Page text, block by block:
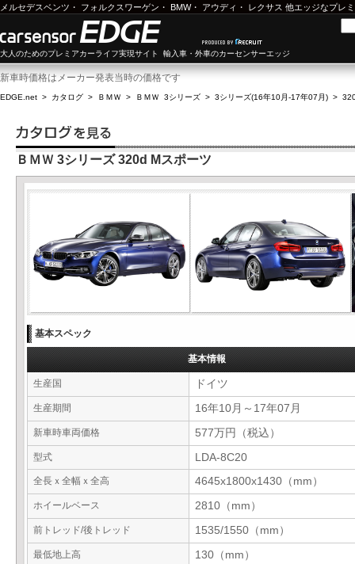
メルセデスベンツ ・ フォルクスワーゲン ・ BMW・ アウディ ・ レクサス 他エッジなプレ
大人のためのプレミアカーライフ実現サイト 輸入車・外車のカーセンサーエッジ
新車時価格はメーカー発表当時の価格です
EDGE.net > カタログ > ＢＭＷ > ＢＭＷ 3シリーズ > 3シリーズ(16年10月-17年07月) >
ＢＭＷ 3シリーズ 320d Mスポーツ
基本スペック
基本情報
生産国 ドイツ
生産期間 16年10月～17年07月
新車時車両価格 577万円（税込）
型式 LDA-8C20
全長ｘ全幅ｘ全高 4645x1800x1430（mm）
ホイールベース 2810（mm）
前トレッド/後トレッド 1535/1550（mm）
最低地上高 130（mm）